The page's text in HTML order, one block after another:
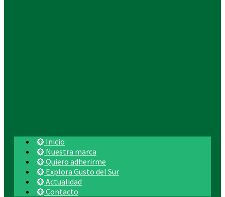
Inicio
Nuestra marca
Quiero adherirme
Explora Gusto del Sur
Actualidad
Contacto